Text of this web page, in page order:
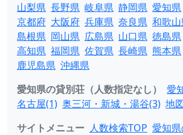
山梨県 長野県 岐阜県 静岡県 愛知県
京都府 大阪府 兵庫県 奈良県 和歌
島根県 岡山県 広島県 山口県 徳島県
高知県 福岡県 佐賀県 長崎県 熊本県
鹿児島県 沖縄県
愛知県の貸別荘（人数指定なし）
愛
名古屋(1) 奥三河・新城・湯谷(3) 地
サイトメニュー 人数検索TOP 愛知